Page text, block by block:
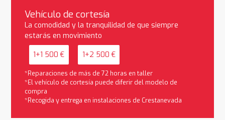
Vehículo de cortesía
La comodidad y la tranquilidad de que siempre
estarás en movimiento
1+1 500 € 1+2 500 €
*Reparaciones de más de 72 horas en taller
*El vehículo de cortesía puede diferir del modelo de
compra
*Recogida y entrega en instalaciones de Crestanevada